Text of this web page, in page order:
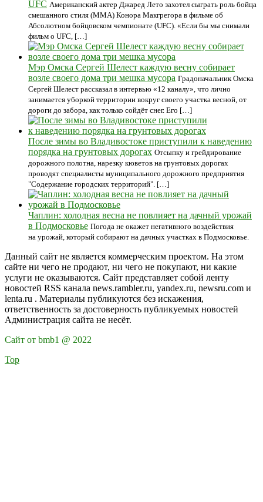
UFC Американский актер Джаред Лето захотел сыграть роль бойца
смешанного стиля (ММА) Конора Макгрегора в фильме об
Абсолютном бойцовском чемпионате (UFC). «Если бы мы снимали
фильм о UFC, […]
Мэр Омска Сергей Шелест каждую весну собирает
возле своего дома три мешка мусора Градоначальник Омска
Сергей Шелест рассказал в интервью «12 каналу», что лично
занимается уборкой территории вокруг своего участка весной, от
дороги до забора, как только сойдёт снег. Его […]
После зимы во Владивостоке приступили к наведению
порядка на грунтовых дорогах Отсыпку и грейдирование
дорожного полотна, нарезку кюветов на грунтовых дорогах
проводят специалисты муниципального дорожного предприятия
"Содержание городских территорий". […]
Чаплин: холодная весна не повлияет на дачный урожай
в Подмосковье Погода не окажет негативного воздействия
на урожай, который собирают на дачных участках в Подмосковье.
Данный сайт не является коммерческим проектом. На этом
сайте ни чего не продают, ни чего не покупают, ни какие
услуги не оказываются. Сайт представляет собой ленту
новостей RSS канала news.rambler.ru, yandex.ru, newsru.com и
lenta.ru . Материалы публикуются без искажения,
ответственность за достоверность публикуемых новостей
Администрация сайта не несёт.
Сайт от bmb1 @ 2022
Top